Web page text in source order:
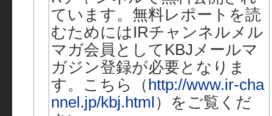
ています。無料レポートを読
むためにはIRチャンネルメル
マガ会員としてKBJメールマ
ガジン登録が必要となりま
す。こちら（http://www.ir-cha
nnel.jp/kbj.html ）をご覧くだ